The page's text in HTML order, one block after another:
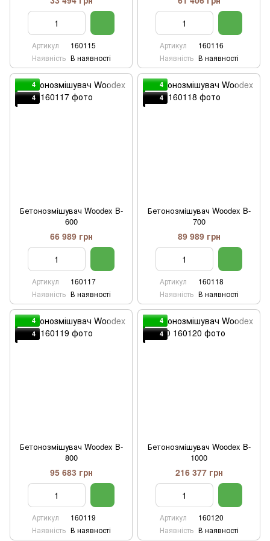
Артикул
160115
Наявність В наявності
Артикул
160116
Наявність В наявності
4
4
Бетонозмішувач Woodex B-
600
66 989 грн
Артикул
160117
Наявність В наявності
4
4
Бетонозмішувач Woodex B-
700
89 989 грн
Артикул
160118
Наявність В наявності
4
4
Бетонозмішувач Woodex B-
800
95 683 грн
Артикул
160119
Наявність В наявності
4
4
Бетонозмішувач Woodex B-
1000
216 377 грн
Артикул
160120
Наявність В наявності